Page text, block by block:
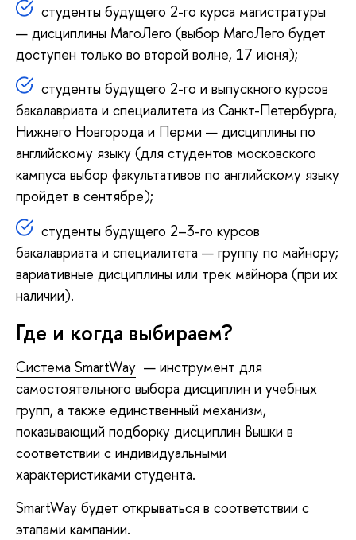
студенты будущего 2-го курса магистратуры
— дисциплины МагоЛего (выбор МагоЛего будет
доступен только во второй волне, 17 июня);
студенты будущего 2-го и выпускного курсов
бакалавриата и специалитета из Санкт-Петербурга,
Нижнего Новгорода и Перми — дисциплины по
английскому языку (для студентов московского
кампуса выбор факультативов по английскому языку
пройдет в сентябре);
студенты будущего 2–3-го курсов
бакалавриата и специалитета — группу по майнору;
вариативные дисциплины или трек майнора (при их
наличии).
Где и когда выбираем?
Система SmartWay — инструмент для
самостоятельного выбора дисциплин и учебных
групп, а также единственный механизм,
показывающий подборку дисциплин Вышки в
соответствии с индивидуальными
характеристиками студента.
SmartWay будет открываться в соответствии с
этапами кампании.